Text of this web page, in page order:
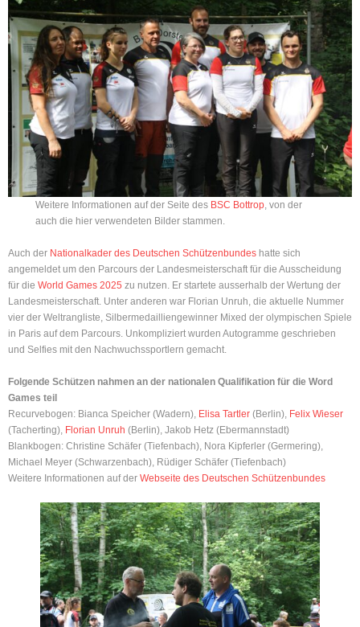
Weitere Informationen auf der Seite des BSC Bottrop , von der
auch die hier verwendeten Bilder stammen.
Auch der Nationalkader des Deutschen Schützenbundes hatte sich
angemeldet um den Parcours der Landesmeisterschaft für die Ausscheidung
für die World Games 2025 zu nutzen. Er startete ausserhalb der Wertung der
Landesmeisterschaft. Unter anderen war Florian Unruh, die aktuelle Nummer
vier der Weltrangliste, Silbermedailliengewinner Mixed der olympischen Spiele
in Paris auf dem Parcours. Unkompliziert wurden Autogramme geschrieben
und Selfies mit den Nachwuchssportlern gemacht.
Folgende Schützen nahmen an der nationalen Qualifikation für die Word
Games teil
Recurvebogen: Bianca Speicher (Wadern), Elisa Tartler (Berlin), Felix Wieser
(Tacherting), Florian Unruh (Berlin), Jakob Hetz (Ebermannstadt)
Blankbogen: Christine Schäfer (Tiefenbach), Nora Kipferler (Germering),
Michael Meyer (Schwarzenbach), Rüdiger Schäfer (Tiefenbach)
Weitere Informationen auf der Webseite des Deutschen Schützenbundes